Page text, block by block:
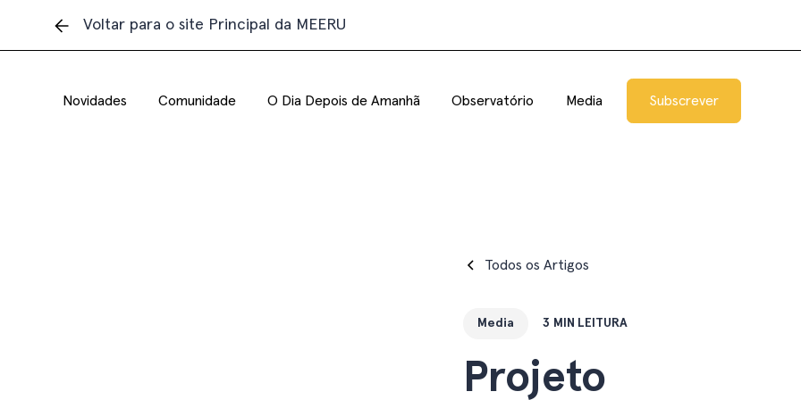
Voltar para o site Principal da MEERU
Novidades Comunidade O Dia Depois de Amanhã Observatório Media Subscrever
Todos os Artigos
Media 3 MIN LEITURA
Projeto